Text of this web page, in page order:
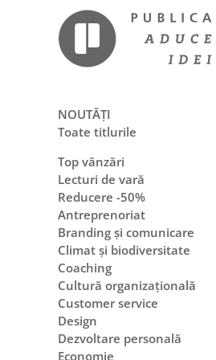
NOUTĂȚI
Toate titlurile
Top vânzări
Lecturi de vară
Reducere -50%
Antreprenoriat
Branding și comunicare
Climat și biodiversitate
Coaching
Cultură organizațională
Customer service
Design
Dezvoltare personală
Economie